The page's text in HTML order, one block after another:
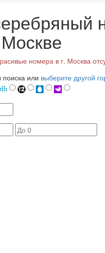
номера в г. Москва
или выберите другой